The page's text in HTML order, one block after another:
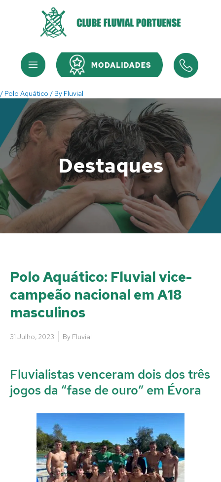
Menu Menu
/ Polo Aquático / By Fluvial
Destaques
Polo Aquático: Fluvial vice-
campeão nacional em A18
masculinos
31 Julho, 2023 By Fluvial
Fluvialistas venceram dois dos três
jogos da “fase de ouro” em Évora